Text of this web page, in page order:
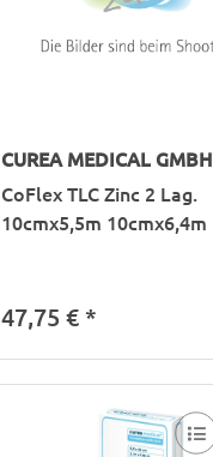
CUREA MEDICAL GMBH
CoFlex TLC Zinc 2 Lag.
10cmx5,5m 10cmx6,4m
47,75 €*